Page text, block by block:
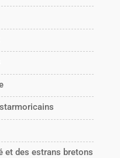
et des estrans bretons